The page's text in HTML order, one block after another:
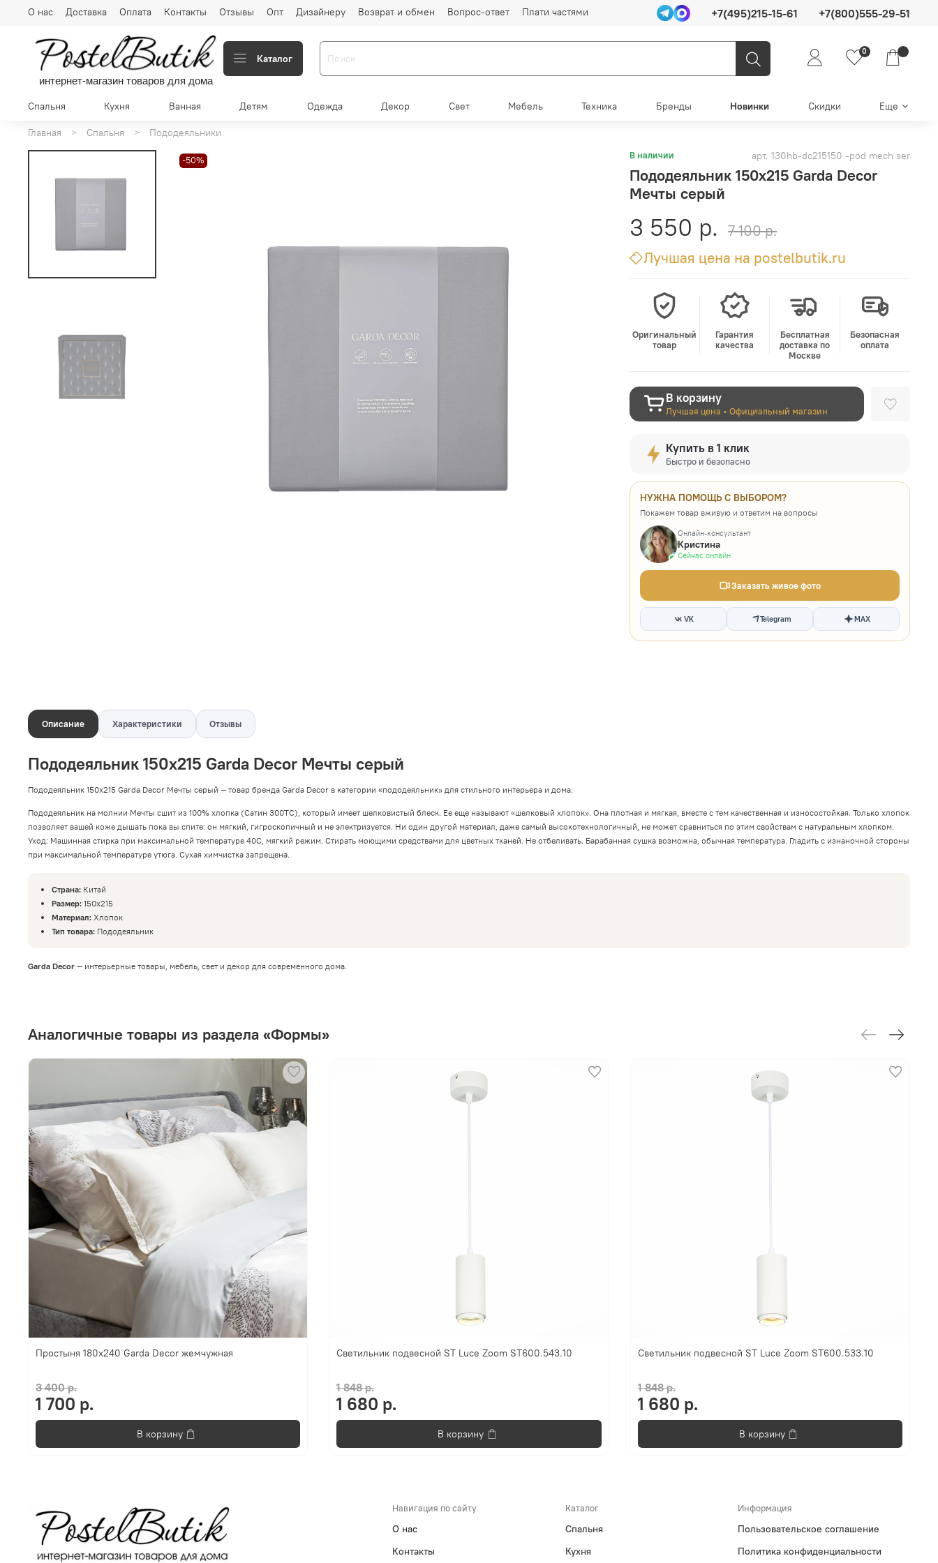
О нас Доставка Оплата Контакты Отзывы Опт Дизайнеру Возврат и обмен Вопрос-ответ Плати частями +7(495)215-15-61 +7(800)555-29-51
интернет-магазин товаров для дома
Каталог
0
Спальня Кухня Ванная Детям Одежда Декор Свет Мебель Техника Бренды Новинки Скидки Еще
Главная Спальня Пододеяльники
-50% В наличии арт. 130hb-dc215150 -pod mech ser
Пододеяльник 150x215 Garda Decor
Мечты серый
3 550 р.
7 100 р.
Лучшая цена на postelbutik.ru
Оригинальный
товар
Гарантия
качества
Бесплатная
доставка по
Москве
Безопасная
оплата
В корзину
Лучшая цена • Официальный магазин
Купить в 1 клик
Быстро и безопасно
НУЖНА ПОМОЩЬ С ВЫБОРОМ?
Покажем товар вживую и ответим на вопросы
Онлайн-консультант
Кристина
Сейчас онлайн
Заказать живое фото
VK Telegram MAX
Описание Характеристики Отзывы
Пододеяльник 150x215 Garda Decor Мечты серый
Пододеяльник 150x215 Garda Decor Мечты серый — товар бренда Garda Decor в категории «пододеяльник» для стильного интерьера и дома.
Пододеяльник на молнии Мечты сшит из 100% хлопка (Сатин 300ТС), который имеет шелковистый блеск. Ее еще называют «шелковый хлопок». Она плотная и мягкая, вместе с тем качественная и износостойкая. Только хлопок
позволяет вашей коже дышать пока вы спите: он мягкий, гигроскопичный и не электризуется. Ни один другой материал, даже самый высокотехнологичный, не может сравниться по этим свойствам с натуральным хлопком.
Уход: Машинная стирка при максимальной температуре 40С, мягкий режим. Стирать моющими средствами для цветных тканей. Не отбеливать. Барабанная сушка возможна, обычная температура. Гладить с изнаночной стороны
при максимальной температуре утюга. Сухая химчистка запрещена.
Страна: Китай
Размер: 150x215
Материал: Хлопок
Тип товара: Пододеяльник
Garda Decor — интерьерные товары, мебель, свет и декор для современного дома.
Аналогичные товары из раздела «Формы»
Простыня 180x240 Garda Decor жемчужная
3 400 р.
1 700 р.
В корзину
Светильник подвесной ST Luce Zoom ST600.543.10
1 848 р.
1 680 р.
В корзину
Светильник подвесной ST Luce Zoom ST600.533.10
1 848 р.
1 680 р.
В корзину
Навигация по сайту
О нас
Контакты
Каталог
Спальня
Кухня
Информация
Пользовательское соглашение
Политика конфиденциальности